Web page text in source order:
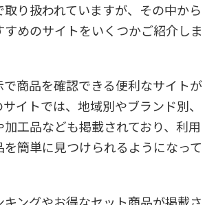
り扱われていますが、その中から
めのサイトをいくつかご紹介しま
で商品を確認できる便利なサイトが
イトでは、地域別やブランド別、
加工品なども掲載されており、利用
簡単に見つけられるようになって